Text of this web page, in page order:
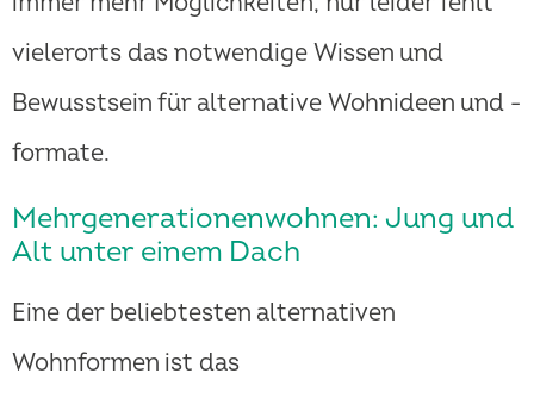
vielerorts das notwendige Wissen und
Bewusstsein für alternative Wohnideen und -
formate.
Mehrgenerationenwohnen: Jung und
Alt unter einem Dach
Eine der beliebtesten alternativen
Wohnformen ist das